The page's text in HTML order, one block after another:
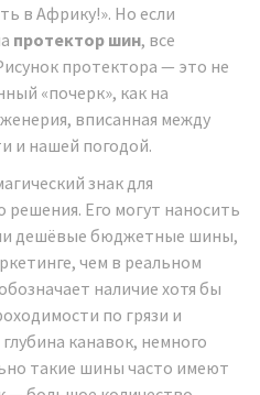
в Африку!». Но если
протектор шин, все
протектора — это не
«почерк», как на
вписанная между
и нашей погодой.
знак для
решения. Его могут наносить
дешёвые бюджетные шины,
чем в реальном
наличие хотя бы
по грязи и
канавок, немного
такие шины часто имеют